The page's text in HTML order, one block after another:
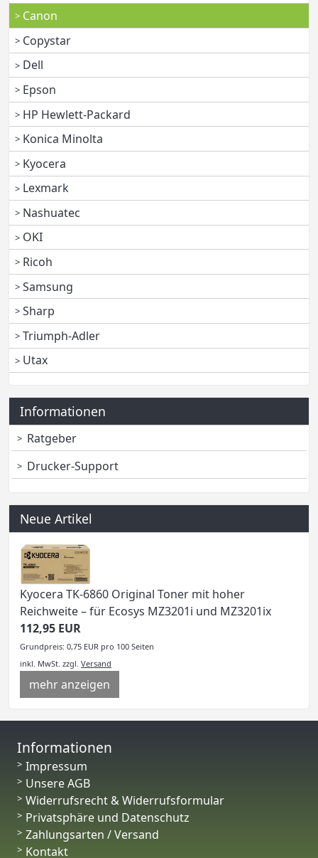
Canon
Copystar
Dell
Epson
HP Hewlett-Packard
Konica Minolta
Kyocera
Lexmark
Nashuatec
OKI
Ricoh
Samsung
Sharp
Triumph-Adler
Utax
Informationen
Ratgeber
Drucker-Support
Neue Artikel
Kyocera TK-6860 Original Toner mit hoher
Reichweite – für Ecosys MZ3201i und MZ3201ix
112,95 EUR
Grundpreis: 0,75 EUR pro 100 Seiten
inkl. MwSt. zzgl. Versand
mehr anzeigen
Informationen
Impressum
Unsere AGB
Widerrufsrecht & Widerrufsformular
Privatsphäre und Datenschutz
Zahlungsarten / Versand
Kontakt